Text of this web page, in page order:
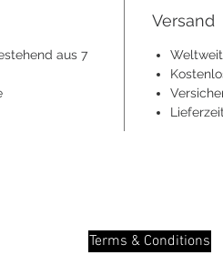
aus 7
Versand
Weltweit
Terms & Conditions